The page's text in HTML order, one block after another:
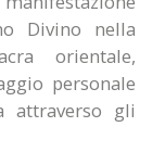
Divino nella
orientale,
personale
attraverso gli